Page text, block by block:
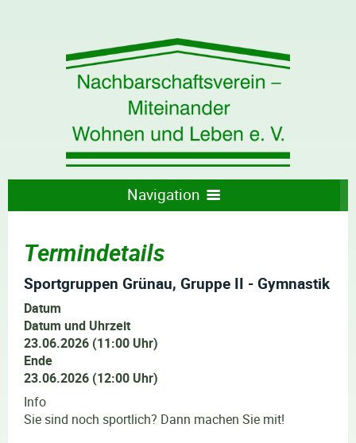
Navigation
AKTUELLES
ÜBER UNS
ANGEBOTE
WAS WIR TUN
UNSERE VEREINSANGEBOTE IM ÜBERBLICK
Termindetails
Sportgruppen Grünau, Gruppe II - Gymnastik
Datum
Datum und Uhrzeit
23.06.2026 (11:00 Uhr)
Ende
23.06.2026 (12:00 Uhr)
Info
Sie sind noch sportlich? Dann machen Sie mit!